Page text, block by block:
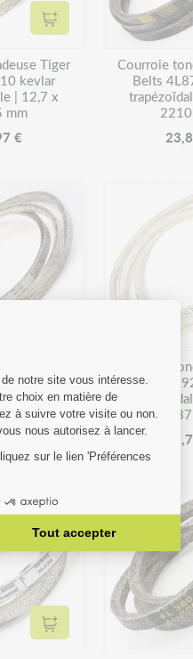
Ajouter au panier
Tiger
kevlar
| 12,7 x
mm
€
Courroie
Belts
kevlar
| 12,7 x
mm
€
Courroie
Belts
Ajouter au panier